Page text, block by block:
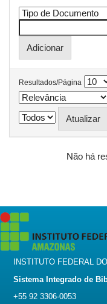
Resultados/Página
Não há
INSTITUTO FEDERAL
Sistema Integrado de
+55 92 3306-0053